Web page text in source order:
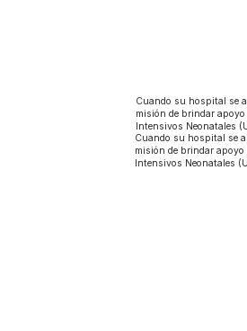
Cuando su hospital se
misión de brindar
Intensivos Neonatales
Cuando su hospital se
misión de brindar
Intensivos Neonatales